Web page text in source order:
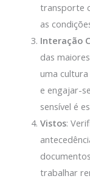
transporte
as
Interação
das
uma
e engajar-
sensível é
Vistos:
trabalhar